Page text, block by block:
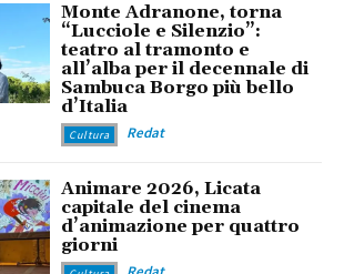
Monte Adranone, torna
“Lucciole e Silenzio”:
teatro al tramonto e
all’alba per il decennale di
Sambuca Borgo più bello
d’Italia
Cultura Redat
Animare 2026, Licata
capitale del cinema
d’animazione per quattro
giorni